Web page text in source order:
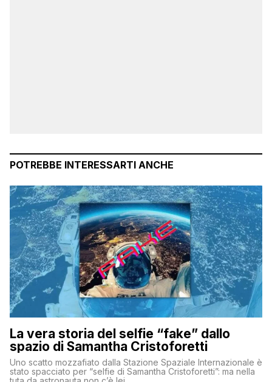
POTREBBE INTERESSARTI ANCHE
La vera storia del selfie “fake” dallo
spazio di Samantha Cristoforetti
Uno scatto mozzafiato dalla Stazione Spaziale Internazionale è
stato spacciato per “selfie di Samantha Cristoforetti”: ma nella